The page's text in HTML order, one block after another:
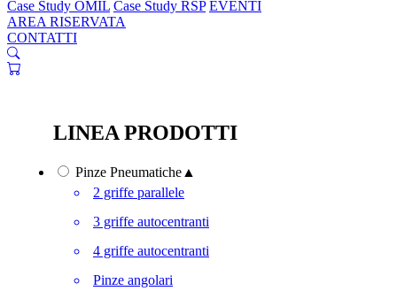
Case Study OMIL Case Study RSP EVENTI
AREA RISERVATA
CONTATTI
LINEA PRODOTTI
Pinze Pneumatiche ▲
2 griffe parallele
3 griffe autocentranti
4 griffe autocentranti
Pinze angolari